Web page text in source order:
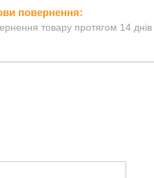
товару протягом 14 днів